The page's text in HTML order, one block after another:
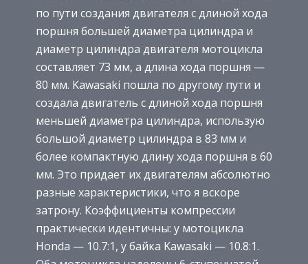
по пути создания двигателя с длиной хода
поршня большей диаметра цилиндра и
диаметр цилиндра двигателя мотоцикла
составляет 73 мм, а длина хода поршня —
80 мм. Kawasaki пошла по другому пути и
создала двигатель с длиной хода поршня
меньшей диаметра цилиндра, использую
большой диаметр цилиндра в 83 мм и
более компактную длину хода поршня в 60
мм. Это придает их двигателям абсолютно
разные характеристики, что я вскоре
затрону. Коэффициенты компрессии
практически идентичны: у мотоцикла
Honda — 10.7:1, у байка Kawasaki — 10.8:1.